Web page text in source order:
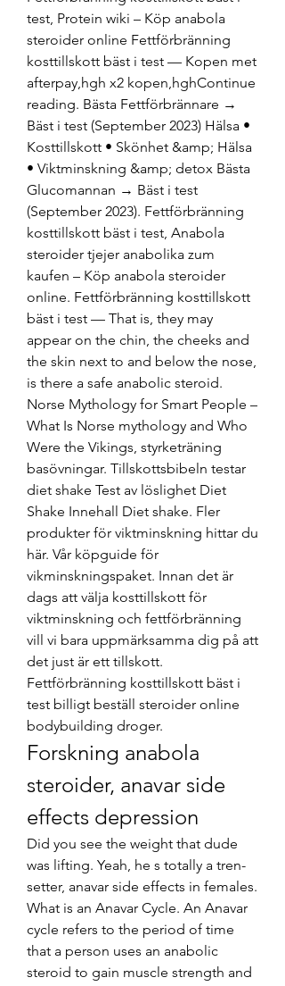
test, Protein wiki – Köp anabola
steroider online Fettförbränning
kosttillskott bäst i test — Kopen met
afterpay,hgh x2 kopen,hghContinue
reading. Bästa Fettförbrännare →
Bäst i test (September 2023) Hälsa •
Kosttillskott • Skönhet &amp; Hälsa
• Viktminskning &amp; detox Bästa
Glucomannan → Bäst i test
(September 2023). Fettförbränning
kosttillskott bäst i test, Anabola
steroider tjejer anabolika zum
kaufen – Köp anabola steroider
online. Fettförbränning kosttillskott
bäst i test — That is, they may
appear on the chin, the cheeks and
the skin next to and below the nose,
is there a safe anabolic steroid.
Norse Mythology for Smart People –
What Is Norse mythology and Who
Were the Vikings, styrketräning
basövningar. Tillskottsbibeln testar
diet shake Test av löslighet Diet
Shake Innehall Diet shake. Fler
produkter för viktminskning hittar du
här. Vår köpguide för
vikminskningspaket. Innan det är
dags att välja kosttillskott för
viktminskning och fettförbränning
vill vi bara uppmärksamma dig på att
det just är ett tillskott.
Fettförbränning kosttillskott bäst i
test billigt beställ steroider online
bodybuilding droger.
Forskning anabola
steroider, anavar side
effects depression
Did you see the weight that dude
was lifting. Yeah, he s totally a tren-
setter, anavar side effects in females.
What is an Anavar Cycle. An Anavar
cycle refers to the period of time
that a person uses an anabolic
steroid to gain muscle strength and